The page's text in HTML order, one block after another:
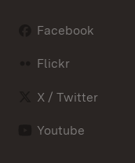
Facebook
Flickr
X / Twitter
Youtube